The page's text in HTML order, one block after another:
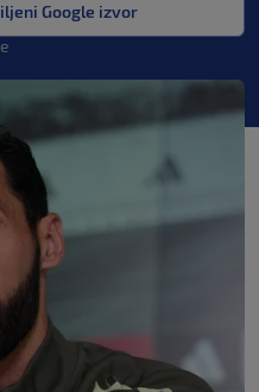
Google izvor